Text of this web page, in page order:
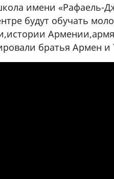
имени «Рафаель-
будут обучать
братья Армен и